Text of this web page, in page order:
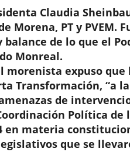
Claudia
Morena, PT y PVEM.
de lo que el
Monreal.
expuso
Transformación, “a
de
Política de
en materia
que se